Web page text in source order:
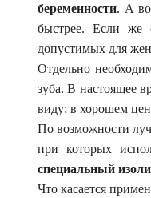
беременности. А
быстрее. Если же
допустимых для
Отдельно
зуба. В настоящее
виду: в хорошем
По возможности
при которых
специальный
Что касается